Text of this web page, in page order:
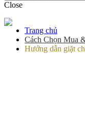
Close
Trang chủ
Cách Chọn Mua
Hướng dẫn giặt